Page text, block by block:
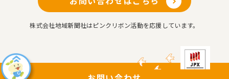
株式会社地域新聞社はピンクリボン活動を応援しています。